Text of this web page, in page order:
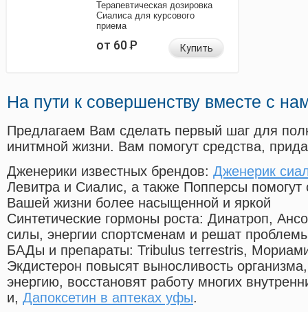
Терапевтическая дозировка
Сиалиса для курсового
приема
от 60Р Купить
На пути к совершенству вместе с
Предлагаем Вам сделать первый шаг для
инитмной жизни. Вам помогут средства,
Дженерики известных брендов: Дженерик
Левитра и Сиалис, а также Попперсы помогут
Вашей жизни более насыщенной и яркой
Синтетические гормоны роста: Динатроп,
силы, энергии спортсменам и решат
БАДы и препараты: Tribulus terrestris,
Экдистерон повысят выносливость
энергию, восстановят работу многих
и, Дапоксетин в аптеках уфы.